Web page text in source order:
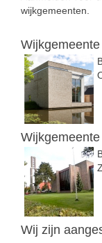
wijkgemeenten.
Wij zijn